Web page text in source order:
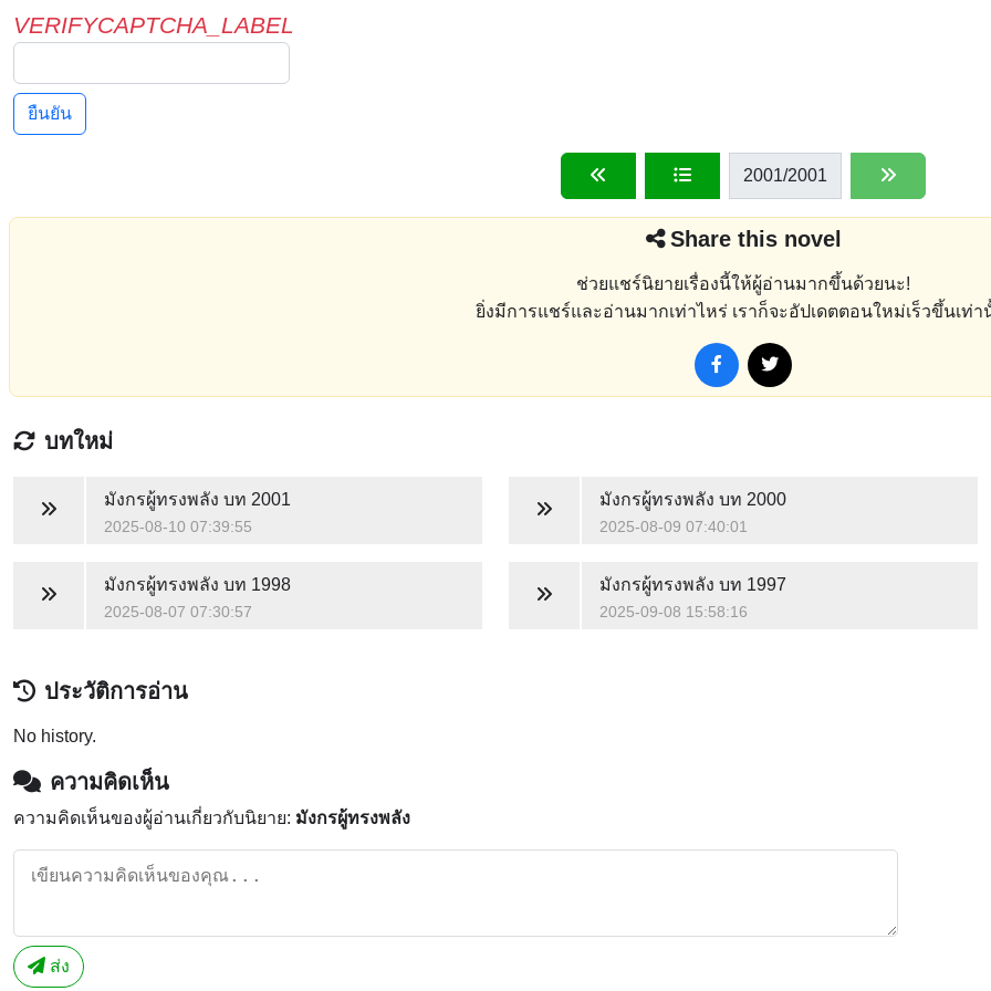
VERIFYCAPTCHA_LABEL
ยืนยัน
2001/2001
Share this novel
ช่วยแชร์นิยายเรื่องนี้ให้ผู้อ่านมากขึ้นด้วยนะ!
ยิ่งมีการแชร์และอ่านมากเท่าไหร่ เราก็จะอัปเดตตอนใหม่เร็วขึ้นเท่า
บทใหม่
มังกรผู้ทรงพลัง บท 2001
2025-08-10 07:39:55
มังกรผู้ทรงพลัง บท 2000
2025-08-09 07:40:01
มังกรผู้ทรงพลัง บท 1998
2025-08-07 07:30:57
มังกรผู้ทรงพลัง บท 1997
2025-09-08 15:58:16
ประวัติการอ่าน
No history.
ความคิดเห็น
ความคิดเห็นของผู้อ่านเกี่ยวกับนิยาย: มังกรผู้ทรงพลัง
ส่ง